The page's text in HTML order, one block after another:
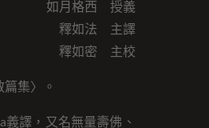
如月格西 授義
釋如法 主譯
釋如密 主校
集〉。
譯，又名無量壽佛、